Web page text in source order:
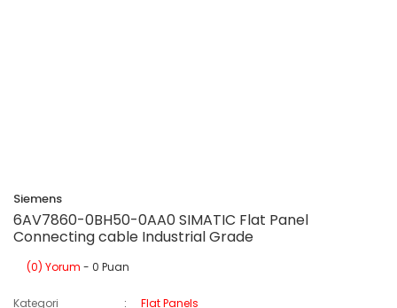
Siemens
6AV7860-0BH50-0AA0 SIMATIC Flat Panel
Connecting cable Industrial Grade
(0) Yorum - 0 Puan
Kategori
Flat Panels